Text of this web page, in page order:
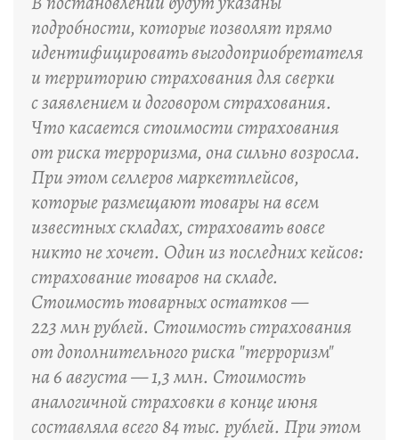
подробности, которые позволят прямо
идентифицировать выгодоприобретателя
и территорию страхования для сверки
с заявлением и договором страхования.
Что касается стоимости страхования
от риска терроризма, она сильно возросла.
При этом селлеров маркетплейсов,
которые размещают товары на всем
известных складах, страховать вовсе
никто не хочет. Один из последних кейсов:
страхование товаров на складе.
Стоимость товарных остатков —
223 млн рублей. Стоимость страхования
от дополнительного риска "терроризм"
на 6 августа — 1,3 млн. Стоимость
аналогичной страховки в конце июня
составляла всего 84 тыс. рублей. При этом